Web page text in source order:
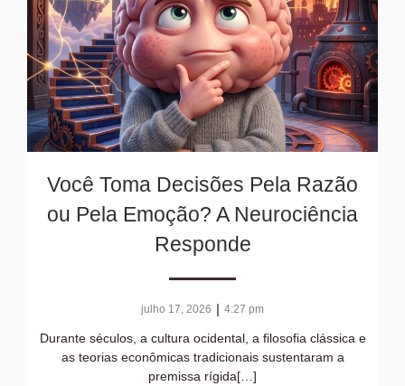
Você Toma Decisões Pela Razão
ou Pela Emoção? A Neurociência
Responde
julho 17, 2026 | 4:27 pm
Durante séculos, a cultura ocidental, a filosofia clássica e
as teorias econômicas tradicionais sustentaram a
premissa rígida[…]